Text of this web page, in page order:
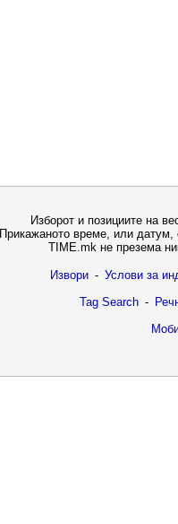
Изборот и позициите на
Прикажаното време, или датум,
TIME.mk не презема
Извори - Услови за
Tag Search -